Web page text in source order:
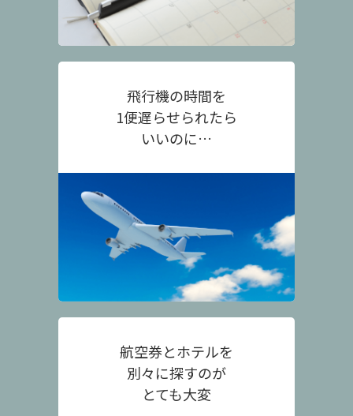
飛行機の時間を
1便遅らせられたら
いいのに…
航空券とホテルを
別々に探すのが
とても大変